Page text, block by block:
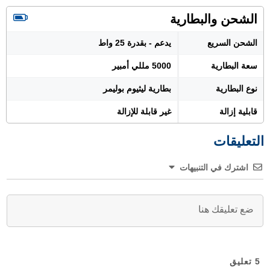
الشحن والبطارية
الشحن السريع يدعم - بقدرة 25 واط
سعة البطارية 5000 مللي أمبير
نوع البطارية بطارية ليثيوم بوليمر
قابلية إزالة غير قابلة للإزالة
التعليقات
اشترك في التنبيهات
5 تعليق